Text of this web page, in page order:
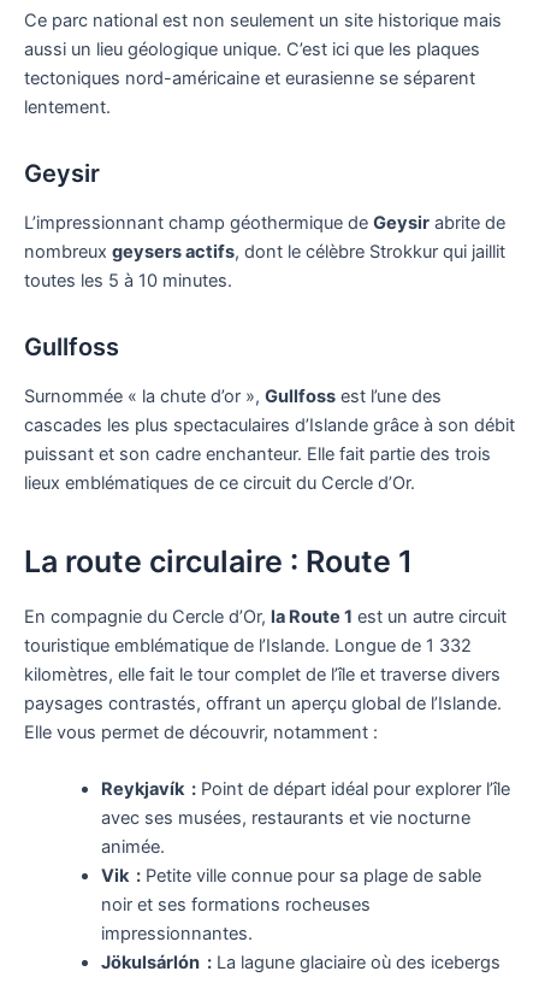
Ce parc national est non seulement un site historique mais
aussi un lieu géologique unique. C’est ici que les plaques
tectoniques nord-américaine et eurasienne se séparent
lentement.
Geysir
L’impressionnant champ géothermique de Geysir abrite de
nombreux geysers actifs, dont le célèbre Strokkur qui jaillit
toutes les 5 à 10 minutes.
Gullfoss
Surnommée « la chute d’or », Gullfoss est l’une des
cascades les plus spectaculaires d’Islande grâce à son débit
puissant et son cadre enchanteur. Elle fait partie des trois
lieux emblématiques de ce circuit du Cercle d’Or.
La route circulaire : Route 1
En compagnie du Cercle d’Or, la Route 1 est un autre circuit
touristique emblématique de l’Islande. Longue de 1 332
kilomètres, elle fait le tour complet de l’île et traverse divers
paysages contrastés, offrant un aperçu global de l’Islande.
Elle vous permet de découvrir, notamment :
Reykjavík :Point de départ idéal pour explorer l’île
avec ses musées, restaurants et vie nocturne
animée.
Vik :Petite ville connue pour sa plage de sable
noir et ses formations rocheuses
impressionnantes.
Jökulsárlón :La lagune glaciaire où des icebergs